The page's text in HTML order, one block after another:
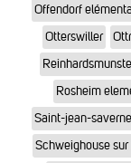
Offendorf
Otterswiller
Rosheim
Saint-jean-saverne
Schweighouse